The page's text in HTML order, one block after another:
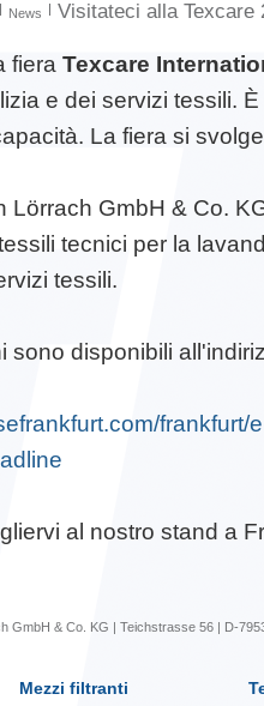
News Visitateci alla Texcare
fiera Texcare
e dei servizi tessili.
La fiera si
Lörrach GmbH & Co.
tecnici per la
tessili.
sono disponibili
al nostro stand a
GmbH & Co. KG | Teichstrasse 56 | D-
Mezzi filtranti